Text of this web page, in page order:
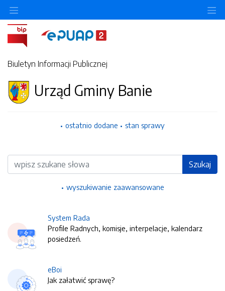
Biuletyn Informacji Publicznej
Urząd Gminy Banie
ostatnio dodane stan sprawy
Wyszukiwarka Szukaj
wyszukiwanie zaawansowane
System Rada
Profile Radnych, komisje, interpelacje, kalendarz
posiedzeń.
eBoi
Jak załatwić sprawę?